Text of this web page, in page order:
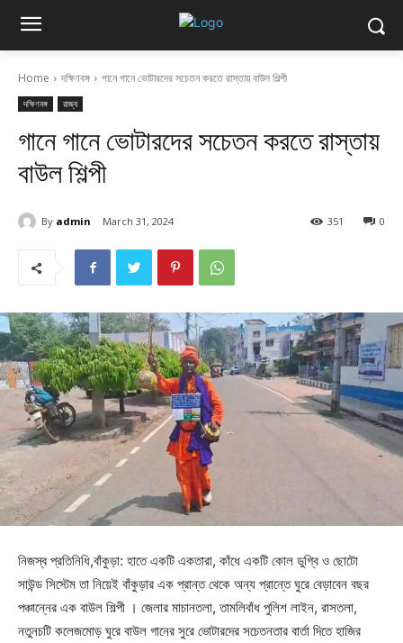
Home দক্ষিণবঙ্গ গানে গানে ভোটারদের সচেতন করতে রাস্তায় বাউল শিল্পী
দক্ষিণবঙ্গ রাজ্য
গানে গানে ভোটারদের সচেতন করতে রাস্তায়
বাউল শিল্পী
By admin March 31, 2024 0
351
নিজস্ব প্রতিনিধি,বাঁকুড়া: হাতে একটি একতারা, কাঁধে একটি কোল ডুগ্বি ও ছোটো
সাউন্ড সিস্টেম তা নিয়েই বাঁকুড়ার এক প্রান্ত থেকে অন্য প্রান্তে ঘুরে বেড়াবেন বছর
পঞ্চান্নের এক বাউল শিল্পী । জেলার মাচানতলা, তামলিবাঁধ পুলিশ লাইন, রাসতলা,
নতুনচটি কলেজমোড় ঘুরে বাউল গানের সুরে ভোটারদের সচেতনতার বার্তা দিতে হাজির